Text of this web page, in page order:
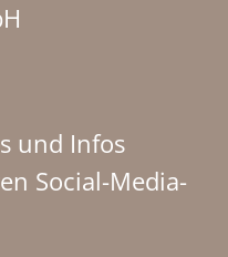
und Infos
Social-Media-